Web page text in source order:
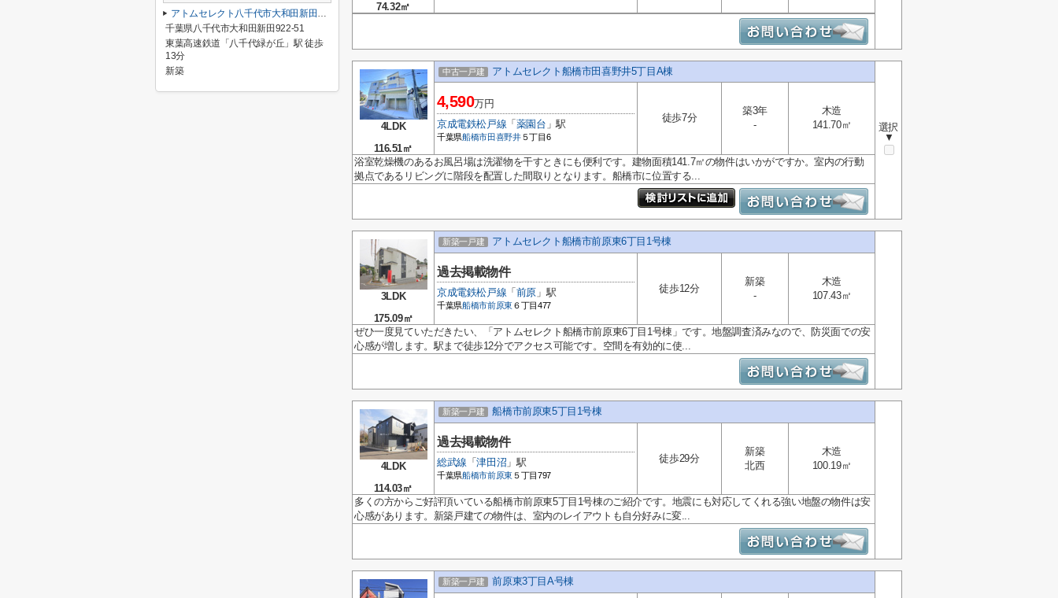
74.32㎡
4LDK
116.51㎡
中古一戸建 アトムセレクト船橋市田喜野井5丁目A棟
選択
▼
4,590万円
京成電鉄松戸線 「 薬園台 」駅
千葉県船橋市田喜野井５丁目6
徒歩7分
築3年
-
木造
141.70㎡
浴室乾燥機のあるお風呂場は洗濯物を干すときにも便利です。建物面積141.7㎡の物件はいかがですか。室内の行動
拠点であるリビングに階段を配置した間取りとなります。船橋市に位置する...
3LDK
175.09㎡
新築一戸建 アトムセレクト船橋市前原東6丁目1号棟
過去掲載物件
京成電鉄松戸線 「 前原 」駅
千葉県船橋市前原東６丁目477
徒歩12分
新築
-
木造
107.43㎡
ぜひ一度見ていただきたい、「アトムセレクト船橋市前原東6丁目1号棟」です。地盤調査済みなので、防災面での安
心感が増します。駅まで徒歩12分でアクセス可能です。空間を有効的に使...
4LDK
114.03㎡
新築一戸建 船橋市前原東5丁目1号棟
過去掲載物件
総武線 「津田沼 」駅
千葉県船橋市前原東５丁目797
徒歩29分
新築
北西
木造
100.19㎡
多くの方からご好評頂いている船橋市前原東5丁目1号棟のご紹介です。地震にも対応してくれる強い地盤の物件は安
心感があります。新築戸建ての物件は、室内のレイアウトも自分好みに変...
新築一戸建 前原東3丁目A号棟
アトムセレクト八千代市大和田新田２期１号棟
千葉県八千代市大和田新田922-51
東葉高速鉄道「八千代緑が丘」駅 徒歩
13分
新築